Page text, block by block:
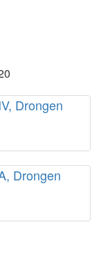
Drongen
Drongen